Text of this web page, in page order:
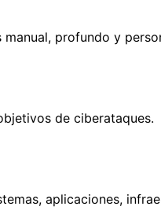
profundo y
de ciberataques.
aplicaciones,